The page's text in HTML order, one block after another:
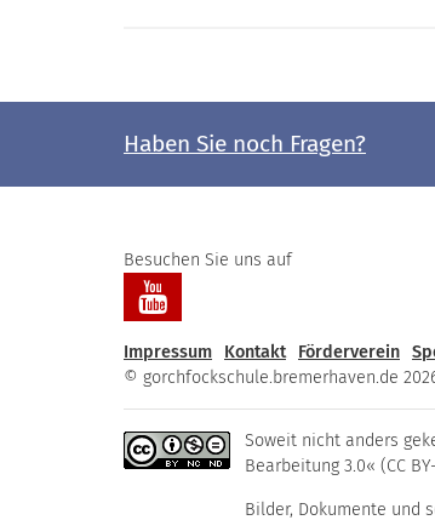
Haben Sie noch Fragen?
Besuchen Sie uns auf
Impressum Kontakt Förderverein
© gorchfockschule.bremerhaven.de
Soweit nicht anders
Bearbeitung 3.0« (CC
Bilder, Dokumente und